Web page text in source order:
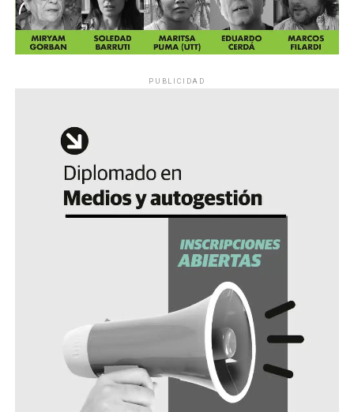
PUBLICIDAD